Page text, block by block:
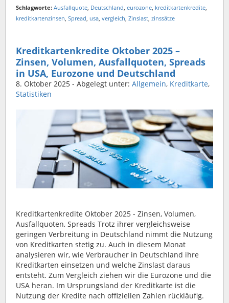
Schlagworte: Ausfallquote Deutschland eurozone kreditkartenkredite
kreditkartenzinsen Spread usa vergleich Zinslast zinssätze
Kreditkartenkredite Oktober 2025 –
Zinsen, Volumen, Ausfallquoten, Spreads
in USA, Eurozone und Deutschland
8. Oktober 2025 - Abgelegt unter: Allgemein, Kreditkarte,
Statistiken
Kreditkartenkredite Oktober 2025 - Zinsen, Volumen,
Ausfallquoten, Spreads Trotz ihrer vergleichsweise
geringen Verbreitung in Deutschland nimmt die Nutzung
von Kreditkarten stetig zu. Auch in diesem Monat
analysieren wir, wie Verbraucher in Deutschland ihre
Kreditkarten einsetzen und welche Zinslast daraus
entsteht. Zum Vergleich ziehen wir die Eurozone und die
USA heran. Im Ursprungsland der Kreditkarte ist die
Nutzung der Kredite nach offiziellen Zahlen rückläufig.